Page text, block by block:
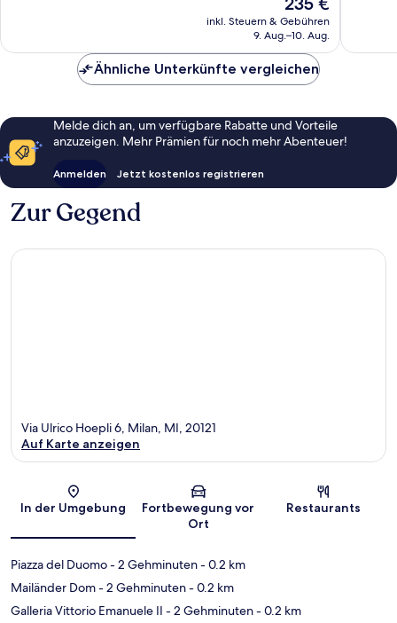
Preis
beträgt
inkl. Steuern & Gebühren
9. Aug.–10. Aug.
Ähnliche Unterkünfte vergleichen
Melde dich an, um verfügbare Rabatte und Vorteile
anzuzeigen. Mehr Prämien für noch mehr Abenteuer!
Anmelden Jetzt kostenlos registrieren
Zur Gegend
Karte
Via Ulrico Hoepli 6, Milan, MI, 20121
Auf Karte anzeigen
In der Umgebung
Fortbewegung vor
Ort
Restaurants
Piazza del Duomo- 2 Gehminuten- 0.2 km
Mailänder Dom- 2 Gehminuten- 0.2 km
Galleria Vittorio Emanuele II - 2 Gehminuten- 0.2 km